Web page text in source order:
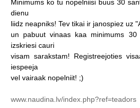
Minimums ko tu nopelniisi buus 30
dienu
liidz neapniks! Tev tikai ir janospiez uz
un
pabuut vinaas kaa minimums 30
izskriesi cauri
visam sarakstam! Registreejoties
iespeeja
vel vairaak nopelniit! ;)
www.naudina.lv/index.php?ref=teadors